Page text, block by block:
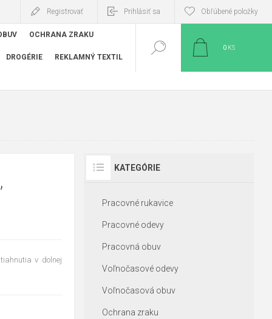
Registrovať Prihlásiť sa Obľúbené položky
OCHRANA ZRAKU
DROGÉRIE REKLAMNÝ TEXTIL
0 KS
v dolnej
KATEGÓRIE
Pracovné rukavice
Pracovné odevy
Pracovná obuv
Voľnočasové odevy
Voľnočasová obuv
Ochrana zraku